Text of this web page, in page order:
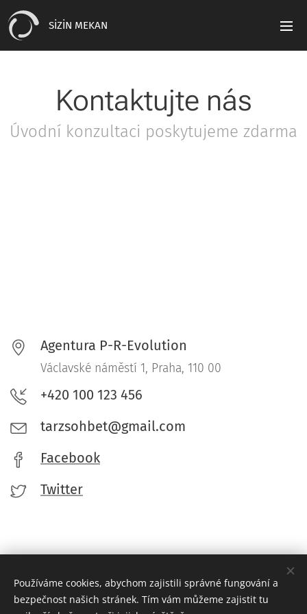
SİZİN MEKAN
Kontaktujte nás
Úvodní konzultaci poskytujeme zdarma
Agentura P-R-Evolution
Václavské náměstí 1, Praha, 110 00
+420 100 123 456
tarzsohbet@gmail.com
Facebook
Twitter
© 2022 Agentura P-R-Evolution. Václavské náměstí 1, Praha, 110 00
Používáme cookies, abychom zajistili správné fungování a
bezpečnost našich stránek. Tím vám můžeme zajistit tu